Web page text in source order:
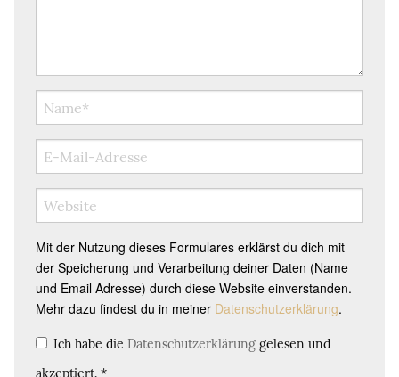
Mit der Nutzung dieses Formulares erklärst du dich mit
der Speicherung und Verarbeitung deiner Daten (Name
und Email Adresse) durch diese Website einverstanden.
Mehr dazu findest du in meiner Datenschutzerklärung.
Ich habe die Datenschutzerklärung gelesen und
akzeptiert. *